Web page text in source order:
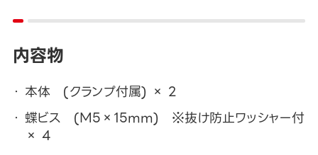
内容物
本体 (クランプ付属) × 2
蝶ビス (M5×15mm) ※抜け防止ワッシャー付
× 4